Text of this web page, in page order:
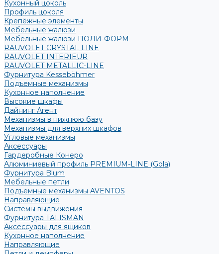
Кухонный цоколь
Профиль цоколя
Крепёжные элементы
Мебельные жалюзи
Мебельные жалюзи ПОЛИ-ФОРМ
RAUVOLET CRYSTAL LINE
RAUVOLET INTERIEUR
RAUVOLET METALLIC-LINE
Фурнитура Kesseböhmer
Подъемные механизмы
Кухонное наполнение
Высокие шкафы
Дайнинг Агент
Механизмы в нижнюю базу
Механизмы для верхних шкафов
Угловые механизмы
Аксессуары
Гардеробные Конеро
Алюминиевый профиль PREMIUM-LINE (Gola)
Фурнитура Blum
Мебельные петли
Подъемные механизмы AVENTOS
Направляющие
Системы выдвижения
Фурнитура TALISMAN
Аксессуары для ящиков
Кухонное наполнение
Направляющие